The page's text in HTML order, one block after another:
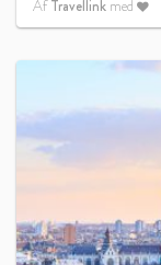
AfTravellink med